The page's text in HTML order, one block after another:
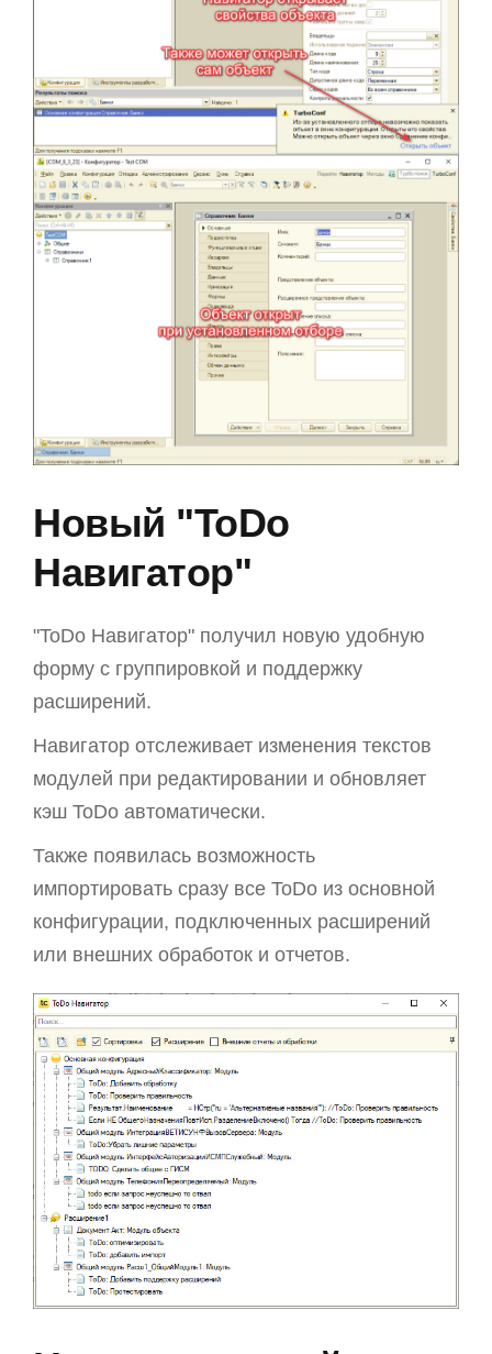
Новый "ToDo
Навигатор"
"ToDo Навигатор" получил новую удобную
форму с группировкой и поддержку
расширений.
Навигатор отслеживает изменения текстов
модулей при редактировании и обновляет
кэш ToDo автоматически.
Также появилась возможность
импортировать сразу все ToDo из основной
конфигурации, подключенных расширений
или внешних обработок и отчетов.